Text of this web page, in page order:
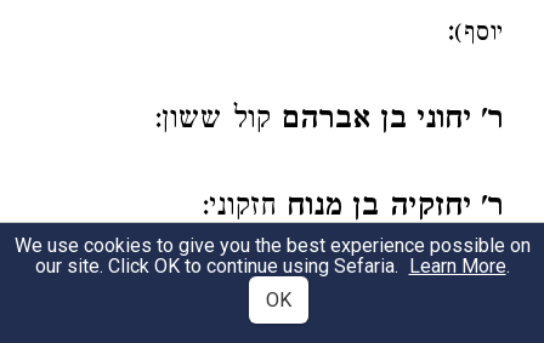
יוסף):
ר' יחוני בן אברהם קול ששון:
ר' יחזקיה בן מנוח חזקוני:
הג"מ יחזקאל במ' אברהם
We use cookies to give you the best experience possible on
our site. Click OK to continue using Sefaria. Learn More.
OK